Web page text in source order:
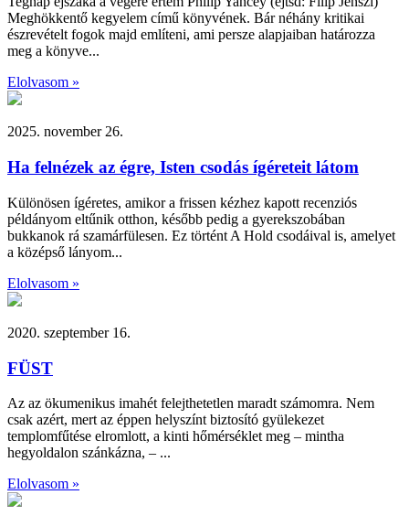
Meghökkentő kegyelem című könyvének. Bár néhány kritikai
észrevételt fogok majd említeni, ami persze alapjaiban határozza
meg a könyve...
Elolvasom »
2025. november 26.
Ha felnézek az égre, Isten csodás ígéreteit látom
Különösen ígéretes, amikor a frissen kézhez kapott recenziós
példányom eltűnik otthon, később pedig a gyerekszobában
bukkanok rá szamárfülesen. Ez történt A Hold csodáival is, amelyet
a középső lányom...
Elolvasom »
2020. szeptember 16.
FÜST
Az az ökumenikus imahét felejthetetlen maradt számomra. Nem
csak azért, mert az éppen helyszínt biztosító gyülekezet
templomfűtése elromlott, a kinti hőmérséklet meg – mintha
hegyoldalon szánkázna, – ...
Elolvasom »